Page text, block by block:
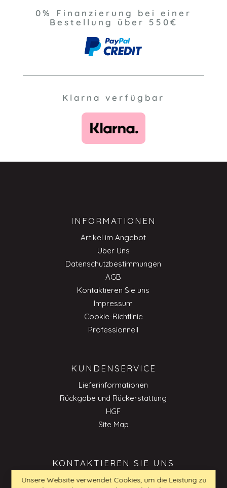
0% Finanzierung bei einer
Bestellung über 550€
Klarna verfügbar
INFORMATIONEN
Artikel im Angebot
Über Uns
Datenschutzbestimmungen
AGB
Kontaktieren Sie uns
Impressum
Cookie-Richtlinie
Professionnell
KUNDENSERVICE
Lieferinformationen
Rückgabe und Rückerstattung
HGF
Site Map
KONTAKTIEREN SIE UNS
Unsere Website verwendet Cookies, um die Leistung zu